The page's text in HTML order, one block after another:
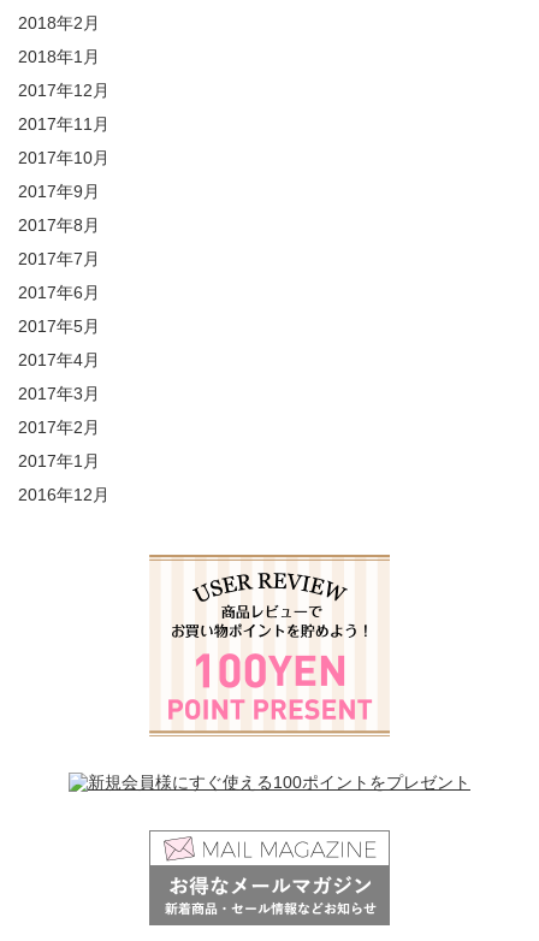
2018年2月
2018年1月
2017年12月
2017年11月
2017年10月
2017年9月
2017年8月
2017年7月
2017年6月
2017年5月
2017年4月
2017年3月
2017年2月
2017年1月
2016年12月